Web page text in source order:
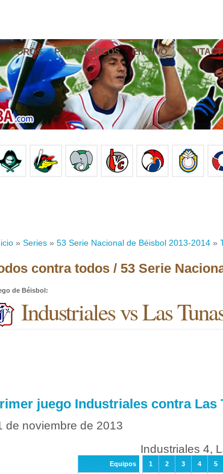
FOROS PRONÓSTICOS EN VIVO
» Series » 53 Serie Nacional de Béisbol 2013-2014 »
contra todos / 53 Serie
de Béisbol:
Industriales vs Las
juego Industriales contra Las
de noviembre de 2013
Industriales 4,
Equipos 1 2 3 4 5